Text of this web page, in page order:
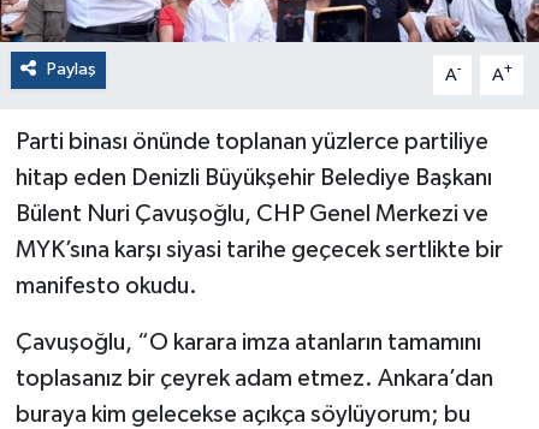
Paylaş A- A+
Parti binası önünde toplanan yüzlerce partiliye
hitap eden Denizli Büyükşehir Belediye Başkanı
Bülent Nuri Çavuşoğlu, CHP Genel Merkezi ve
MYK’sına karşı siyasi tarihe geçecek sertlikte bir
manifesto okudu.
Çavuşoğlu, “O karara imza atanların tamamını
toplasanız bir çeyrek adam etmez. Ankara’dan
buraya kim gelecekse açıkça söylüyorum; bu